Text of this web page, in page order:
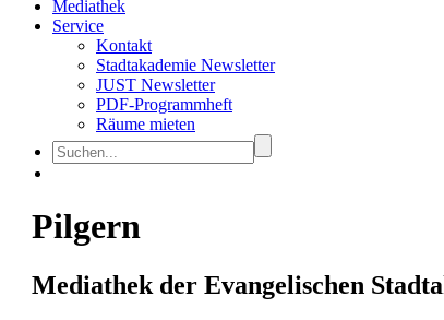
Mediathek
Service
Kontakt
Stadtakademie Newsletter
JUST Newsletter
PDF-Programmheft
Räume mieten
Pilgern
Mediathek der Evangelischen